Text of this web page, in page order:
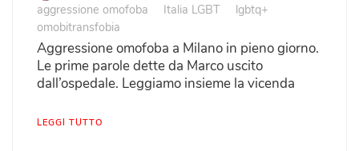
aggressione omofoba
Italia LGBT
lgbtq+
omobitransfobia
Aggressione omofoba a Milano in pieno giorno.
Le prime parole dette da Marco uscito
dall’ospedale. Leggiamo insieme la vicenda
LEGGI TUTTO